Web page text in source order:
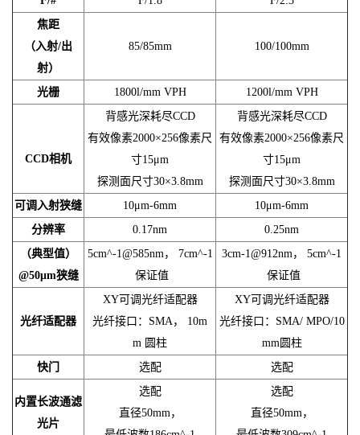
焦距
（入射/出
射）
85/85mm 100/100mm
光栅 1800l/mm VPH 1200l/mm VPH
CCD相机
背感光深耗尽CCD
有效像素2000×256像素尺
寸15μm
探测面尺寸30×3.8mm
背感光深耗尽CCD
有效像素2000×256像素尺
寸15μm
探测面尺寸30×3.8mm
可调入射狭缝
10μm-6mm
10μm-6mm
分辨率
0.17nm
0.25nm
（典型值）
@50μm狭缝
5cm^-1@585nm， 7cm^-1
保证值
3cm-1@912nm， 5cm^-1
保证值
光纤适配器
XY可调光纤适配器
光纤接口：SMA， 10m
m 圆柱
XY可调光纤适配器
光纤接口：SMA/ MPO/10
mm圆柱
快门
选配 选配
内置长波通滤
光片
选配
直径50mm，
选配
直径50mm，